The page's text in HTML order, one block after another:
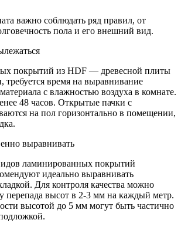
важно соблюдать ряд правил, от
пола и его внешний вид.
покрытий из HDF — древесной плиты
требуется время на выравнивание
с влажностью воздуха в комнате.
48 часов. Открытые пачки с
на пол горизонтально в помещении,
выравнивать
ламинированных покрытий
идеально выравнивать
Для контроля качества можно
перепада высот в 2-3 мм на каждый метр.
высотой до 5 мм могут быть частично